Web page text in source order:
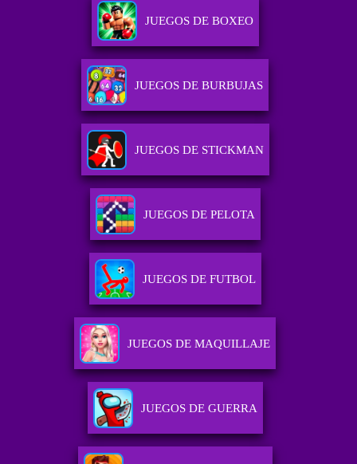
JUEGOS DE BOXEO
JUEGOS DE BURBUJAS
JUEGOS DE STICKMAN
JUEGOS DE PELOTA
JUEGOS DE FUTBOL
JUEGOS DE MAQUILLAJE
JUEGOS DE GUERRA